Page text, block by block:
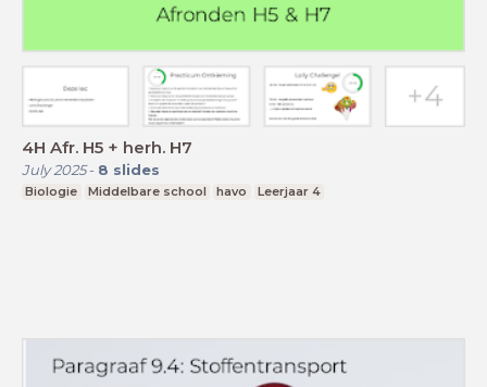
4H Afr. H5 + herh. H7
July 2025- 8 slides
Biologie Middelbare school havo Leerjaar 4